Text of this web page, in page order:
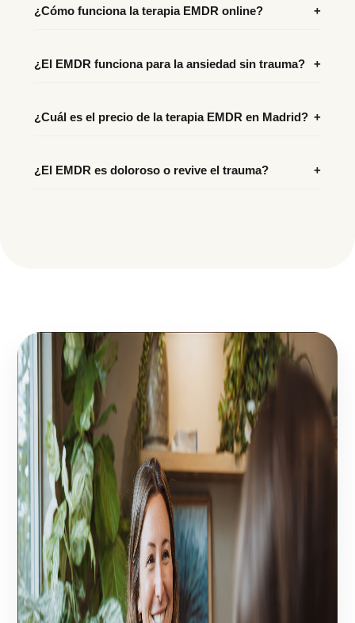
¿Cómo funciona la terapia EMDR online? +
¿El EMDR funciona para la ansiedad sin trauma? +
¿Cuál es el precio de la terapia EMDR en Madrid? +
¿El EMDR es doloroso o revive el trauma? +